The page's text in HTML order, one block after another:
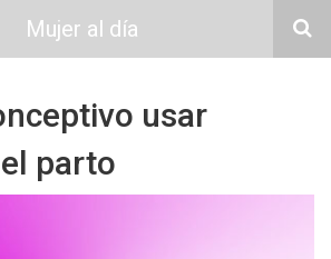
Mujer al día
usar
parto